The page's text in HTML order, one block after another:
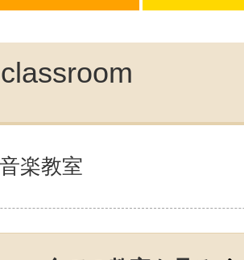
掲載のお問
サイトマッ
楽教室